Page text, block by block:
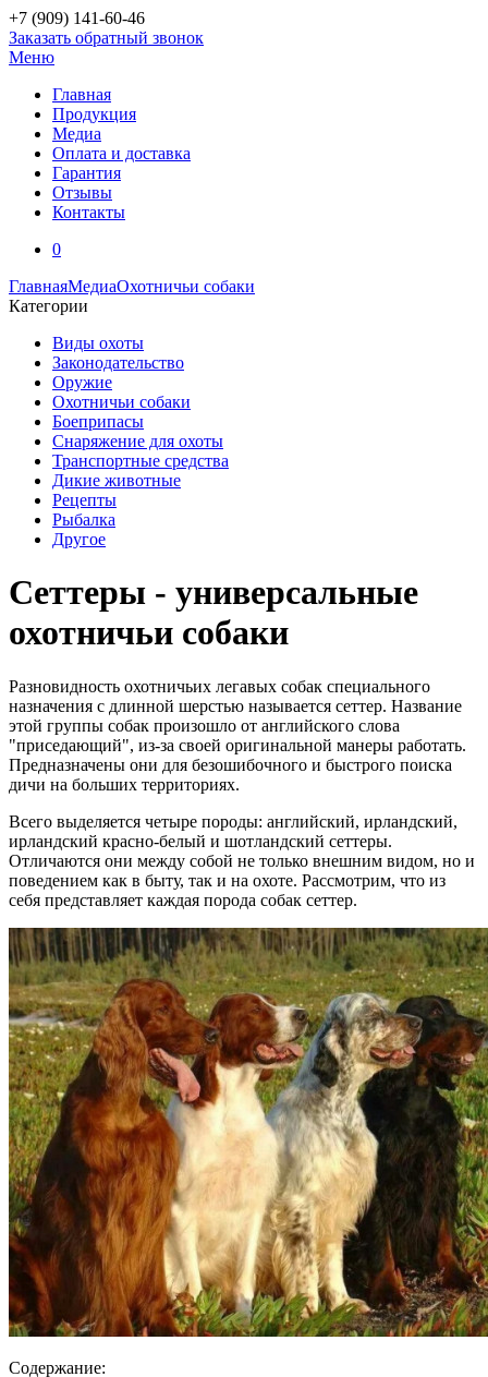
+7 (909) 141-60-46
Заказать обратный звонок
Меню
Главная
Продукция
Медиа
Оплата и доставка
Гарантия
Отзывы
Контакты
0
ГлавнаяМедиаОхотничьи собаки
Категории
Виды охоты
Законодательство
Оружие
Охотничьи собаки
Боеприпасы
Снаряжение для охоты
Транспортные средства
Дикие животные
Рецепты
Рыбалка
Другое
Сеттеры - универсальные
охотничьи собаки
Разновидность охотничьих легавых собак специального
назначения с длинной шерстью называется сеттер. Название
этой группы собак произошло от английского слова
"приседающий", из-за своей оригинальной манеры работать.
Предназначены они для безошибочного и быстрого поиска
дичи на больших территориях.
Всего выделяется четыре породы: английский, ирландский,
ирландский красно-белый и шотландский сеттеры.
Отличаются они между собой не только внешним видом, но и
поведением как в быту, так и на охоте. Рассмотрим, что из
себя представляет каждая порода собак сеттер.
Содержание: